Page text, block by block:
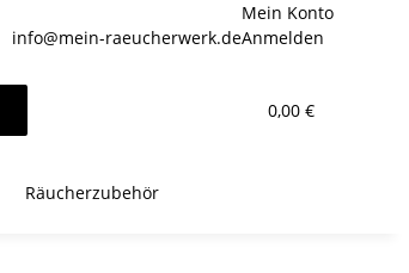
Mein Konto
Anmelden
info@mein-raeucherwerk.de
0,00 €
Räucherzubehör